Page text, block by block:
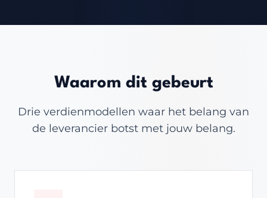
Waarom dit gebeurt
Drie verdienmodellen waar het belang van
de leverancier botst met jouw belang.